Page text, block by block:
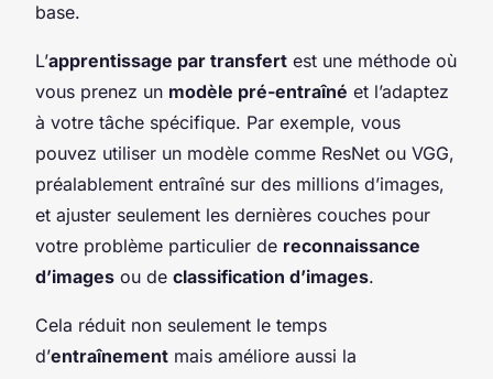
base.
L’apprentissage par transfert est une méthode où
vous prenez un modèle pré-entraîné et l’adaptez
à votre tâche spécifique. Par exemple, vous
pouvez utiliser un modèle comme ResNet ou VGG,
préalablement entraîné sur des millions d’images,
et ajuster seulement les dernières couches pour
votre problème particulier de reconnaissance
d’images ou de classification d’images.
Cela réduit non seulement le temps
d’entraînement mais améliore aussi la